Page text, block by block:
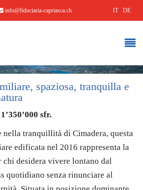
info@fiduciaria-capriasca.ch IT DE
spaziosa, tranquilla e
’350’000 sfr.
nella tranquillità di Cimadera, questa
edificata nel 2016 rappresenta la
chi desidera vivere lontano dal
quotidiano senza rinunciare al